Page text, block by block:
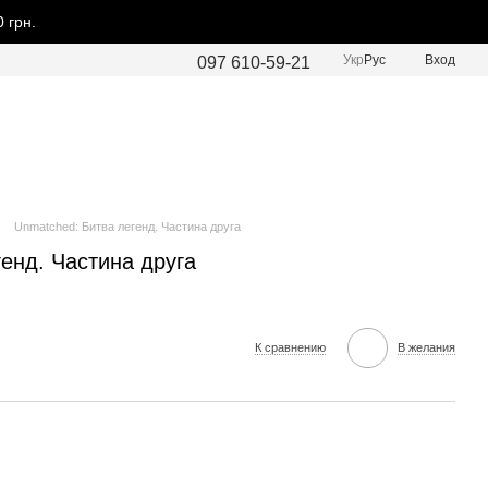
097 610-59-21 Укр Рус Вход
Unmatched: Битва легенд. Частина друга
Частина друга
К сравнению В желания